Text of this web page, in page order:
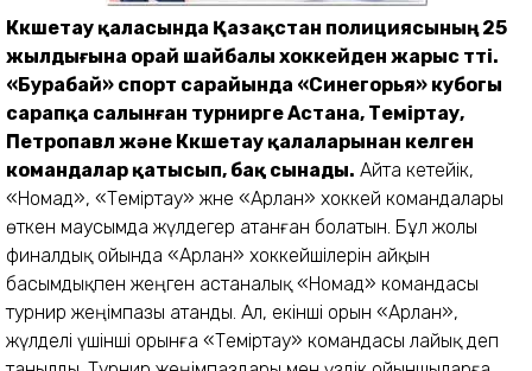
Көкшетау қаласында Қазақстан полиция­сының 25
жылдығына орай шайбалы хоккейден жарыс өтті.
«Бурабай» спорт сарайында «Синегорья» кубогы
сарапқа салынған турнирге Астана, Теміртау,
Петропавл және Көкшетау қалаларынан келген
командалар қатысып, бақ сынады. Айта кетейік,
«Номад», «Теміртау» және «Арлан» хоккей командалары
өткен маусымда жүлдегер атанған болатын. Бұл жолы
финалдық ойында «Арлан» хоккейшілерін айқын
басымдықпен жеңген астаналық «Номад» командасы
турнир жеңімпазы атанды. Ал, екінші орын «Арлан»,
жүлделі үшінші орынға «Теміртау» командасы лайық деп